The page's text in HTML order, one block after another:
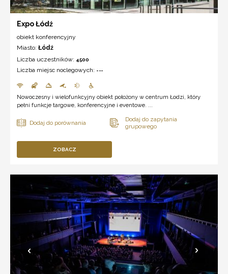
Expo Łódź
obiekt konferencyjny
Miasto: Łódź
Liczba uczestników: 4500
Liczba miejsc noclegowych: ---
Nowoczesny i wielofunkcyjny obiekt położony w centrum Łodzi, który
pełni funkcje targowe, konferencyjne i eventowe. ...
ZOBACZ